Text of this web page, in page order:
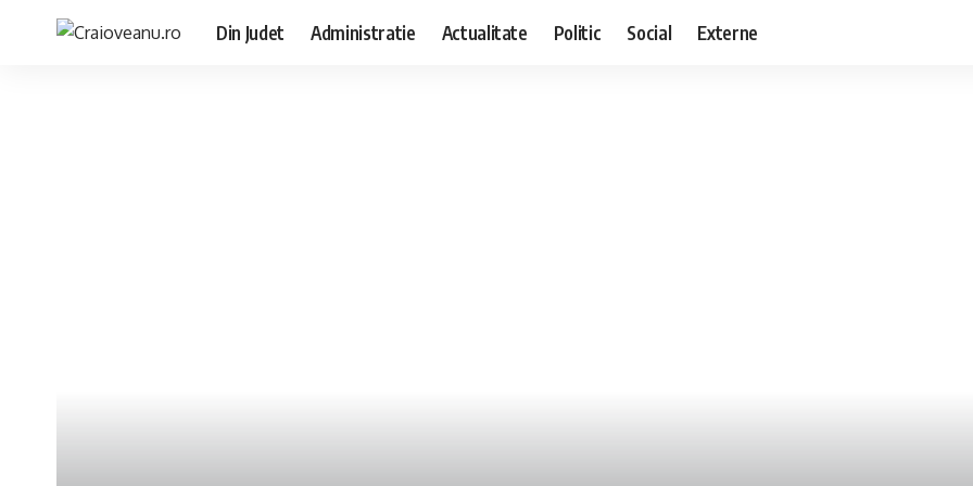
Din Judet Administratie Actualitate Politic Social Externe